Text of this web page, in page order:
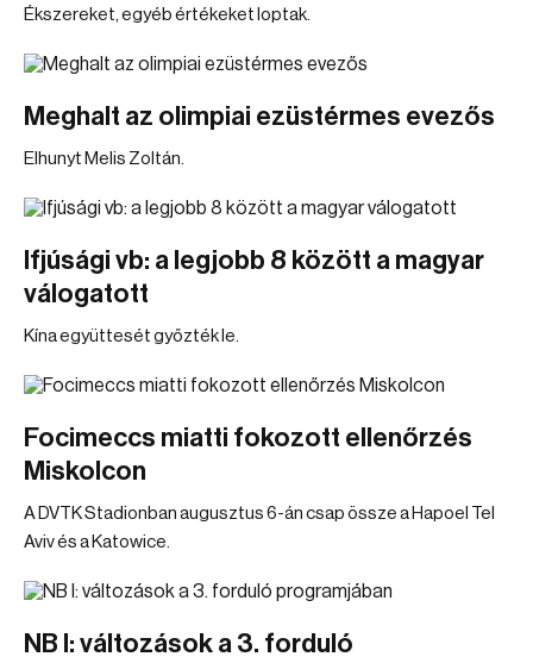
Ékszereket, egyéb értékeket loptak.
Meghalt az olimpiai ezüstérmes evezős
Elhunyt Melis Zoltán.
Ifjúsági vb: a legjobb 8 között a magyar
válogatott
Kína együttesét győzték le.
Focimeccs miatti fokozott ellenőrzés
Miskolcon
A DVTK Stadionban augusztus 6-án csap össze a Hapoel Tel
Aviv és a Katowice.
NB I: változások a 3. forduló